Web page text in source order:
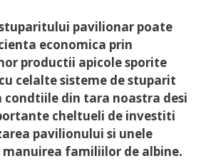
pavilionar poate
economica prin
productii apicole sporite
celalte sisteme de stuparit
condtiile din tara noastra desi
cheltueli de investiti
pavilionului si unele
familiilor de albine.